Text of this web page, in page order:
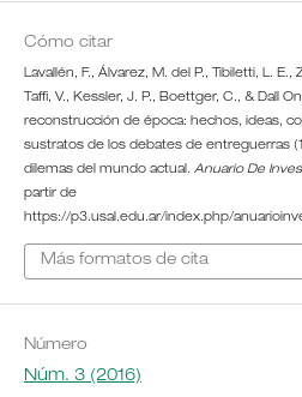
Cómo citar
Lavallén, F., Álvarez, M. del P., Tibiletti, L.
Taffi, V., Kessler, J. P., Boettger, C., & Dall
reconstrucción de época: hechos, ideas,
sustratos de los debates de entreguerras
dilemas del mundo actual. Anuario De
partir de
https://p3.usal.edu.ar/index.php/
Más formatos de cita
Número
Núm. 3 (2016)